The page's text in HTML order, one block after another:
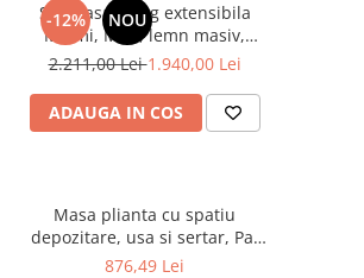
-12% NOU
Set masa living extensibila
Miami, MDF, lemn masiv,
120/150 x 80 x 73.8 cm si 6
94x49x40 cm, nuc/maro
2.211,00 Lei1.940,00 Lei
ADAUGA IN COS
Masa plianta cu spatiu
depozitare, usa si sertar, Pal
Melaminat, structura lemn
876,49 Lei